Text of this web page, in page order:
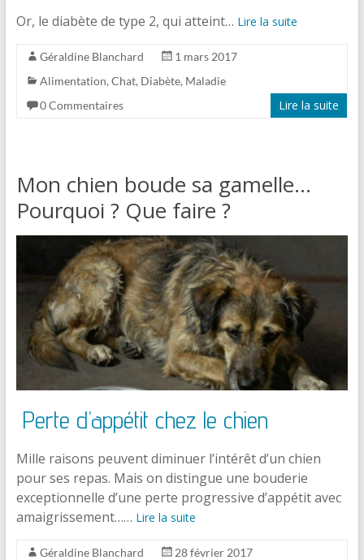
Or, le diabète de type 2, qui atteint… Lire la suite
Géraldine Blanchard
1 mars 2017
Alimentation, Chat, Diabète, Maladie
0 Commentaires
Lire la suite
Mon chien boude sa gamelle…
Pourquoi ? Que faire ?
Perte d’appétit chez le chien
Mille raisons peuvent diminuer l’intérêt d’un chien
pour ses repas. Mais on distingue une bouderie
exceptionnelle d’une perte progressive d’appétit avec
amaigrissement…… Lire la suite
Géraldine Blanchard
28 février 2017